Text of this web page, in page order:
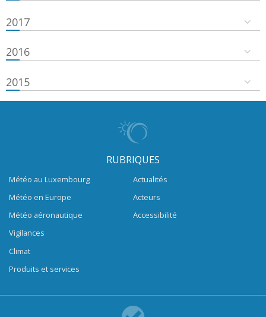
2017
2016
2015
RUBRIQUES
Météo au Luxembourg
Météo en Europe
Météo aéronautique
Vigilances
Climat
Produits et services
Actualités
Acteurs
Accessibilité